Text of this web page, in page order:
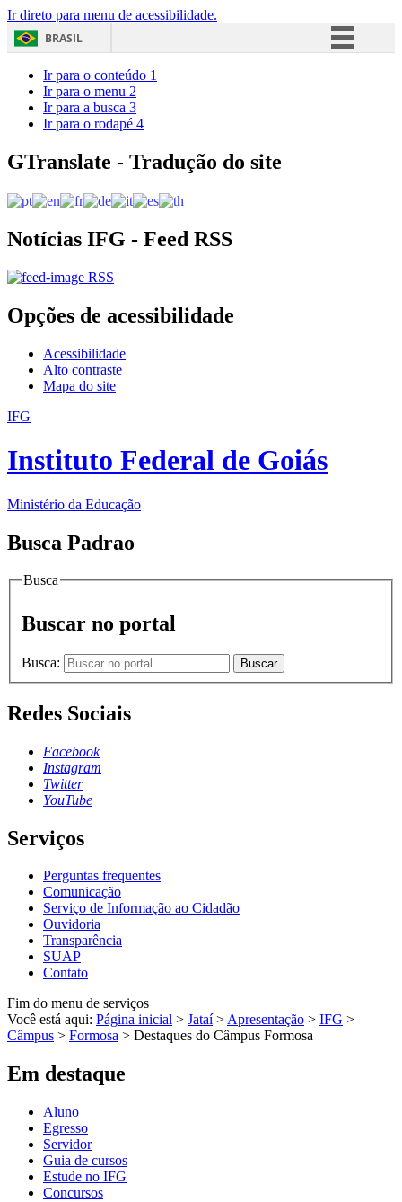
Ir direto para menu de acessibilidade.
BRASIL
Acesso à informação
Ir para o conteúdo 1
Ir para o menu 2
Ir para a busca 3
Ir para o rodapé 4
GTranslate - Tradução do site
Notícias IFG - Feed RSS
RSS
Opções de acessibilidade
Acessibilidade
Alto contraste
Mapa do site
IFG
Instituto Federal de Goiás
Ministério da Educação
Busca Padrao
Busca
Buscar no portal
Busca: Buscar
Redes Sociais
Facebook
Instagram
Twitter
YouTube
Serviços
Perguntas frequentes
Comunicação
Serviço de Informação ao Cidadão
Ouvidoria
Transparência
SUAP
Contato
Fim do menu de serviços
Você está aqui: Página inicial > Jataí >Apresentação > IFG >
Câmpus > Formosa > Destaques do Câmpus Formosa
Em destaque
Aluno
Egresso
Servidor
Guia de cursos
Estude no IFG
Concursos